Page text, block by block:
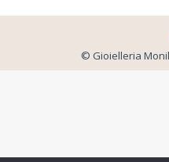
© Gioielleria